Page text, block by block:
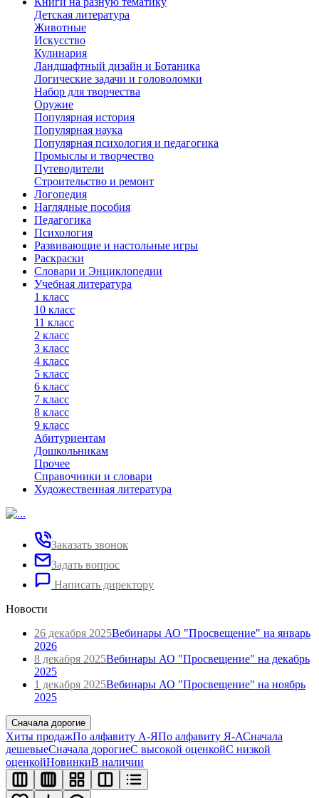
Детская литература
Животные
Искусство
Кулинария
Ландшафтный дизайн и Ботаника
Логические задачи и головоломки
Набор для творчества
Оружие
Популярная история
Популярная наука
Популярная психология и педагогика
Промыслы и творчество
Путеводители
Строительство и ремонт
Логопедия
Наглядные пособия
Педагогика
Психология
Развивающие и настольные игры
Раскраски
Словари и Энциклопедии
Учебная литература
1 класс
10 класс
11 класс
2 класс
3 класс
4 класс
5 класс
6 класс
7 класс
8 класс
9 класс
Абитуриентам
Дошкольникам
Прочее
Справочники и словари
Художественная литература
Заказать звонок
Задать вопрос
Написать директору
Новости
26 декабря 2025Вебинары АО "Просвещение" на январь
2026
8 декабря 2025Вебинары АО "Просвещение" на декабрь
2025
1 декабря 2025Вебинары АО "Просвещение" на ноябрь
2025
Сначала дорогие
Хиты продажПо алфавиту А-ЯПо алфавиту Я-АСначала
дешевыеСначала дорогиеС высокой оценкойС низкой
оценкойНовинкиВ наличии